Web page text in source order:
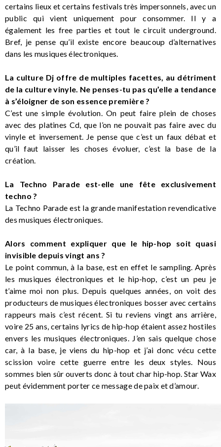
certains lieux et certains festivals très impersonnels, avec un
public qui vient uniquement pour consommer. Il y a
également les free parties et tout le circuit underground.
Bref, je pense qu’il existe encore beaucoup d’alternatives
dans les musiques électroniques.
La culture Dj offre de multiples facettes, au détriment
de la culture vinyle. Ne penses-tu pas qu’elle a tendance
à s’éloigner de son essence première ?
C’est une simple évolution. On peut faire plein de choses
avec des platines Cd, que l’on ne pouvait pas faire avec du
vinyle et inversement. Je pense que c’est un faux débat et
qu’il faut laisser les choses évoluer, c’est la base de la
création.
La Techno Parade est-elle une fête exclusivement
techno ?
La Techno Parade est la grande manifestation revendicative
des musiques électroniques.
Alors comment expliquer que le hip-hop soit quasi
invisible depuis vingt ans ?
Le point commun, à la base, est en effet le sampling. Après
les musiques électroniques et le hip-hop, c’est un peu je
t’aime moi non plus. Depuis quelques années, on voit des
producteurs de musiques électroniques bosser avec certains
rappeurs mais c’est récent. Si tu reviens vingt ans arrière,
voire 25 ans, certains lyrics de hip-hop étaient assez hostiles
envers les musiques électroniques. J’en sais quelque chose
car, à la base, je viens du hip-hop et j’ai donc vécu cette
scission voire cette guerre entre les deux styles. Nous
sommes bien sûr ouverts donc à tout char hip-hop. Star Wax
peut évidemment porter ce message de paix et d’amour.